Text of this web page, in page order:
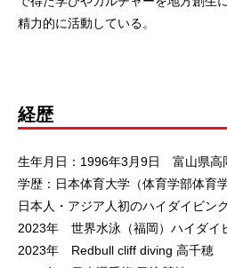
精⼒的に活動している。
経歴
生年月日：1996年3月9日 富山県高
学歴：日本体育大学（体育学部体育学
日本人・アジア人初のハイダイビン
2023年 世界水泳（福岡）ハイダ
2023年 Redbull cliff diving 高千穂